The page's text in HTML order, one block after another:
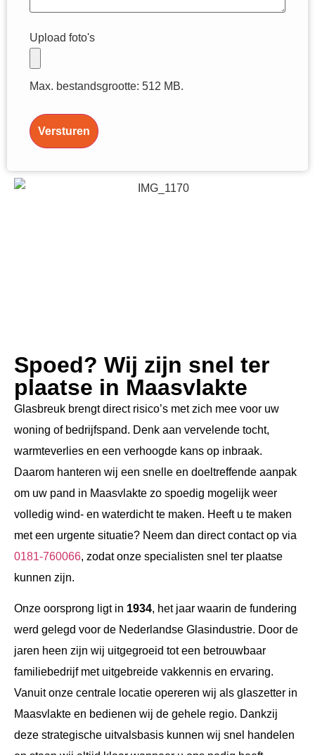
Spoed? Wij zijn snel ter
plaatse in Maasvlakte
Glasbreuk brengt direct risico’s met zich mee voor uw
woning of bedrijfspand. Denk aan vervelende tocht,
warmteverlies en een verhoogde kans op inbraak.
Daarom hanteren wij een snelle en doeltreffende aanpak
om uw pand in Maasvlakte zo spoedig mogelijk weer
volledig wind- en waterdicht te maken. Heeft u te maken
met een urgente situatie? Neem dan direct contact op via
0181-760066, zodat onze specialisten snel ter plaatse
kunnen zijn.
Onze oorsprong ligt in 1934, het jaar waarin de fundering
werd gelegd voor de Nederlandse Glasindustrie. Door de
jaren heen zijn wij uitgegroeid tot een betrouwbaar
familiebedrijf met uitgebreide vakkennis en ervaring.
Vanuit onze centrale locatie opereren wij als glaszetter in
Maasvlakte en bedienen wij de gehele regio. Dankzij
deze strategische uitvalsbasis kunnen wij snel handelen
Upload foto's
Max. bestandsgrootte: 512 MB.
Versturen